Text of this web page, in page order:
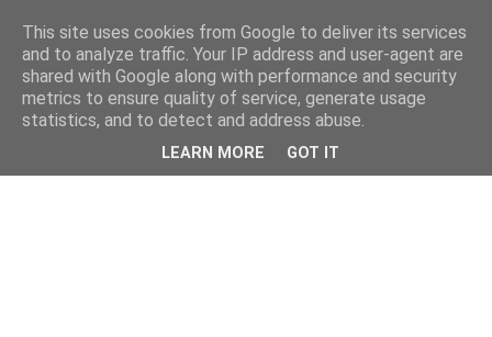
This site uses cookies from Google to deliver its services
and to analyze traffic. Your IP address and user-agent are
shared with Google along with performance and security
metrics to ensure quality of service, generate usage
statistics, and to detect and address abuse.
LEARN MORE GOT IT